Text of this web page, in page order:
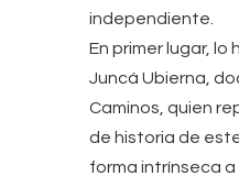
independiente.
En primer lugar, lo
Juncá Ubierna,
Caminos, quien
de historia de
forma intrínseca